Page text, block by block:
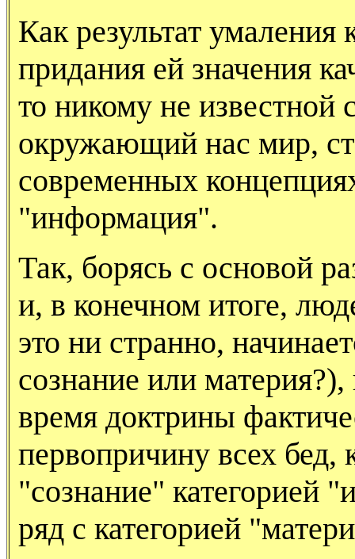
Как результат умаления
придания ей значения
то никому не известной
окружающий нас мир,
современных
"информация".
Так, борясь с основой
и, в конечном итоге,
это ни странно,
сознание или
время доктрины
первопричину всех бед,
"сознание" категорией
ряд с категорией